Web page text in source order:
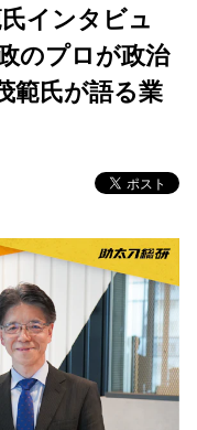
インタビュ
のプロが政治
範氏が語る業